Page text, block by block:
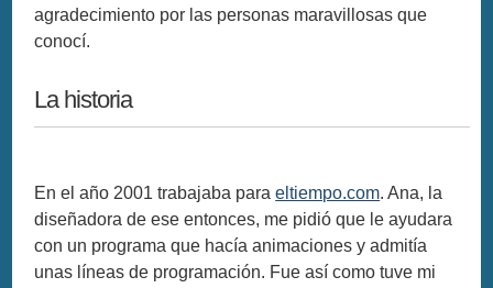
agradecimiento por las personas maravillosas que
conocí.
La historia
En el año 2001 trabajaba paraeltiempo.com. Ana, la
diseñadora de ese entonces, me pidió que le ayudara
con un programa que hacía animaciones y admitía
unas líneas de programación. Fue así como tuve mi